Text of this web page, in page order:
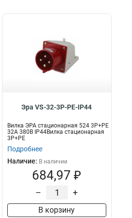
Эра VS-32-3P-PE-IP44
Вилка ЭРА стационарная 524 3Р+РЕ
32А 380В IP44Вилка стационарная
3P+PE
Подробнее
Наличие: В наличии
684,97 ₽
– +
В корзину